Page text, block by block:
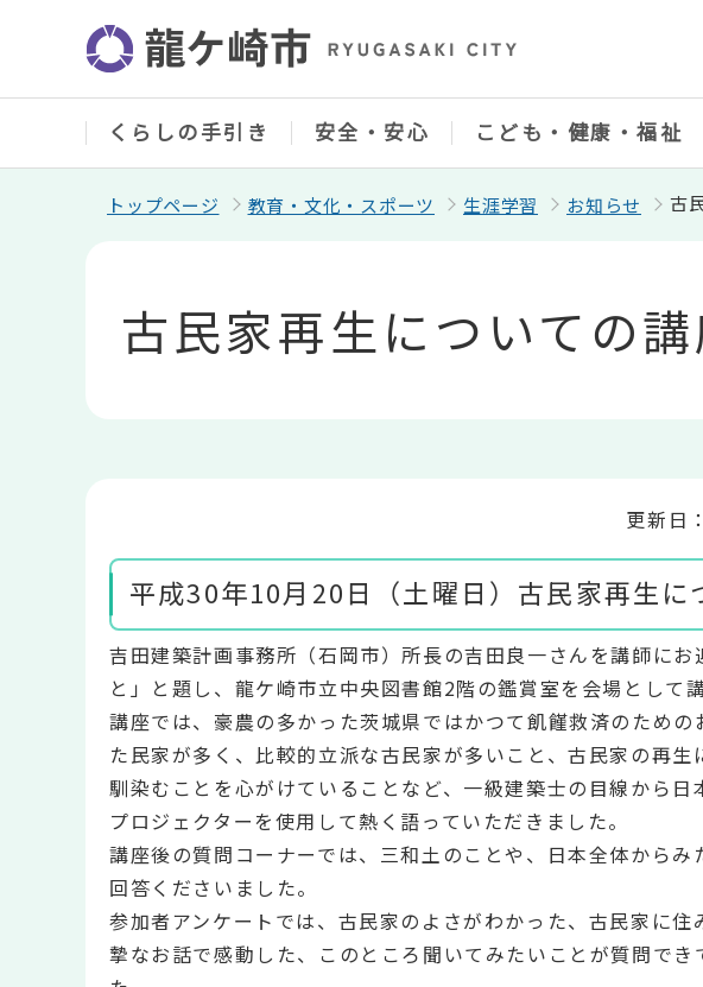
ジ
くらしの手引き 安全・安心 こども・健康・福祉
トップページ 教育・文化・スポーツ 生涯学習 お知らせ 古
古民家再生についての
更新日
平成30年10月20日（土曜日）古民家再生に
吉田建築計画事務所（石岡市）所長の吉田良一さんを講師に
と」と題し、龍ケ崎市立中央図書館2階の鑑賞室を会場として
講座では、豪農の多かった茨城県ではかつて飢饉救済のため
た民家が多く、比較的立派な古民家が多いこと、古民家の再
馴染むことを心がけていることなど、一級建築士の目線から日
プロジェクターを使用して熱く語っていただきました。
講座後の質問コーナーでは、三和土のことや、日本全体から
回答くださいました。
参加者アンケートでは、古民家のよさがわかった、古民家に
摯なお話で感動した、このところ聞いてみたいことが質問で